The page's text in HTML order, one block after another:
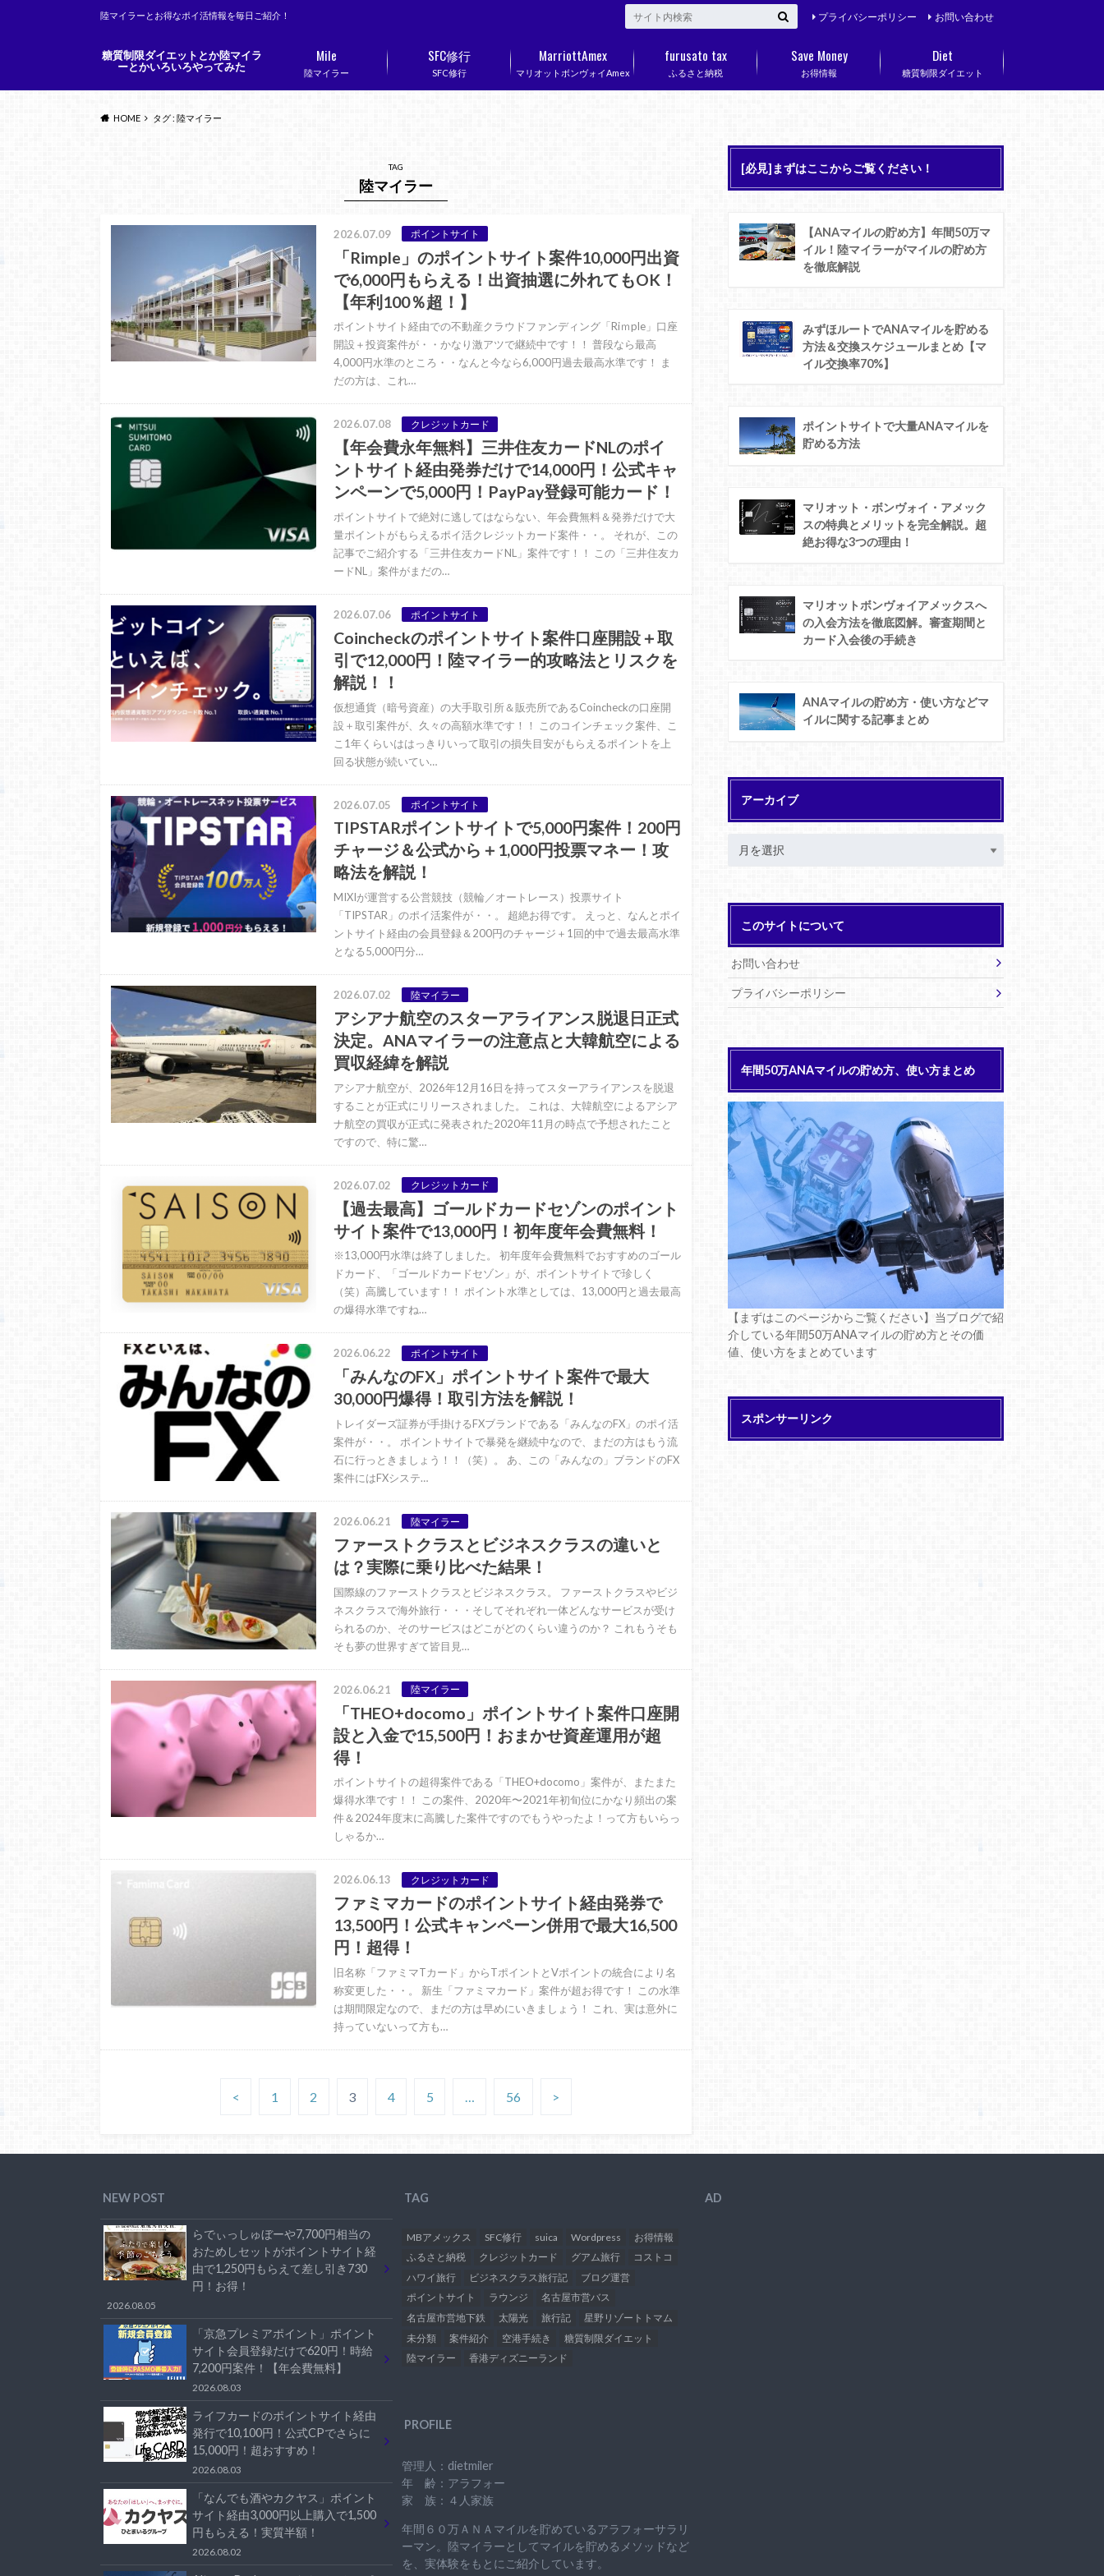
糖質制限ダイエットとか陸マイラ
ーとかいろいろやってみた
陸マイラーとお得なポイ活情報を毎日ご紹介！ プライバシーポリシー お問い合わせ
陸マイラー
Mile
SFC修行
SFC修行
マリオットボンヴォイAmex
MarriottAmex
ふるさと納税
furusato tax
お得情報
Save Money
糖質制限ダイエット
Diet
HOME タグ : 陸マイラー
TAG
陸マイラー
2026.07.09 ポイントサイト
「Rimple」のポイントサイト案件10,000円出資
で6,000円もらえる！出資抽選に外れてもOK！
【年利100％超！】
ポイントサイト経由での不動産クラウドファンディング「Riｍple」口座
開設＋投資案件が・・かなり激アツで継続中です！！ 普段なら最高
4,000円水準のところ・・なんと今なら6,000円過去最高水準です！ ま
だの方は、これ…
2026.07.08 クレジットカード
【年会費永年無料】三井住友カードNLのポイ
ントサイト経由発券だけで14,000円！公式キャ
ンペーンで5,000円！PayPay登録可能カード！
ポイントサイトで絶対に逃してはならない、年会費無料＆発券だけで大
量ポイントがもらえるポイ活クレジットカード案件・・。 それが、この
記事でご紹介する「三井住友カードNL」案件です！！ この「三井住友カ
ードNL」案件がまだの…
2026.07.06 ポイントサイト
Coincheckのポイントサイト案件口座開設＋取
引で12,000円！陸マイラー的攻略法とリスクを
解説！！
仮想通貨（暗号資産）の大手取引所＆販売所であるCoincheckの口座開
設＋取引案件が、久々の高額水準です！！ このコインチェック案件、こ
こ1年くらいははっきりいって取引の損失目安がもらえるポイントを上
回る状態が続いてい…
2026.07.05 ポイントサイト
TIPSTARポイントサイトで5,000円案件！200円
チャージ＆公式から＋1,000円投票マネー！攻
略法を解説！
MIXIが運営する公営競技（競輪／オートレース）投票サイト
「TIPSTAR」のポイ活案件が・・。 超絶お得です。 えっと、なんとポイ
ントサイト経由の会員登録＆200円のチャージ＋1回的中で過去最高水準
となる5,000円分…
2026.07.02 陸マイラー
アシアナ航空のスターアライアンス脱退日正式
決定。ANAマイラーの注意点と大韓航空による
買収経緯を解説
アシアナ航空が、2026年12月16日を持ってスターアライアンスを脱退
することが正式にリリースされました。 これは、大韓航空によるアシア
ナ航空の買収が正式に発表された2020年11月の時点で予想されたこと
ですので、特に驚…
2026.07.02 クレジットカード
【過去最高】ゴールドカードセゾンのポイント
サイト案件で13,000円！初年度年会費無料！
※13,000円水準は終了しました。 初年度年会費無料でおすすめのゴール
ドカード、「ゴールドカードセゾン」が、ポイントサイトで珍しく
（笑）高騰しています！！ ポイント水準としては、13,000円と過去最高
の爆得水準ですね…
2026.06.22 ポイントサイト
「みんなのFX」ポイントサイト案件で最大
30,000円爆得！取引方法を解説！
トレイダーズ証券が手掛けるFXブランドである「みんなのFX」のポイ活
案件が・・。 ポイントサイトで暴発を継続中なので、まだの方はもう流
石に行っときましょう！！（笑）。 あ、この「みんなの」ブランドのFX
案件にはFXシステ…
2026.06.21 陸マイラー
ファーストクラスとビジネスクラスの違いと
は？実際に乗り比べた結果！
国際線のファーストクラスとビジネスクラス。 ファーストクラスやビジ
ネスクラスで海外旅行・・・そしてそれぞれ一体どんなサービスが受け
られるのか、そのサービスはどこがどのくらい違うのか？ これもうそも
そも夢の世界すぎて皆目見…
2026.06.21 陸マイラー
「THEO+docomo」ポイントサイト案件口座開
設と入金で15,500円！おまかせ資産運用が超
得！
ポイントサイトの超得案件である「THEO+docomo」案件が、またまた
爆得水準です！！ この案件、2020年〜2021年初旬位にかなり頻出の案
件＆2024年度末に高騰した案件ですのでもうやったよ！って方もいらっ
しゃるか…
2026.06.13 クレジットカード
ファミマカードのポイントサイト経由発券で
13,500円！公式キャンペーン併用で最大16,500
円！超得！
旧名称「ファミマTカード」からTポイントとVポイントの統合により名
称変更した・・。 新生「ファミマカード」案件が超お得です！ この水準
は期間限定なので、まだの方は早めにいきましょう！ これ、実は意外に
持っていないって方も…
< 1 2 3 4 5 56 >
[必見]まずはここからご覧ください！
【ANAマイルの貯め方】年間50万マ
イル！陸マイラーがマイルの貯め方
を徹底解説
みずほルートでANAマイルを貯める
方法＆交換スケジュールまとめ【マ
イル交換率70%】
ポイントサイトで大量ANAマイルを
貯める方法
マリオット・ボンヴォイ・アメック
スの特典とメリットを完全解説。超
絶お得な3つの理由！
マリオットボンヴォイアメックスへ
の入会方法を徹底図解。審査期間と
カード入会後の手続き
ANAマイルの貯め方・使い方などマ
イルに関する記事まとめ
アーカイブ
このサイトについて
お問い合わせ
プライバシーポリシー
年間50万ANAマイルの貯め方、使い方まとめ
【まずはこのページからご覧ください】当ブログで紹
介している年間50万ANAマイルの貯め方とその価
値、使い方をまとめています
スポンサーリンク
NEW POST
らでぃっしゅぼーや7,700円相当の
おためしセットがポイントサイト経
由で1,250円もらえて差し引き730
円！お得！
2026.08.05
「京急プレミアポイント」ポイント
サイト会員登録だけで620円！時給
7,200円案件！【年会費無料】
2026.08.03
ライフカードのポイントサイト経由
発行で10,100円！公式CPでさらに
15,000円！超おすすめ！
2026.08.03
「なんでも酒やカクヤス」ポイント
サイト経由3,000円以上購入で1,500
円もらえる！実質半額！
2026.08.02
TAG
MBアメックス SFC修行 suica Wordpress
お得情報
ふるさと納税
クレジットカード グアム旅行
コストコ
ハワイ旅行
ビジネスクラス旅行記
ブログ運営
ポイントサイト
ラウンジ
名古屋市営バス
名古屋市営地下鉄
太陽光 旅行記
星野リゾートトマム
未分類
案件紹介 空港手続き
糖質制限ダイエット
陸マイラー
香港ディズニーランド
PROFILE
管理人：dietmiler
年 齢：アラフォー
家 族：４人家族
年間６０万ＡＮＡマイルを貯めているアラフォーサラリ
ーマン。陸マイラーとしてマイルを貯めるメソッドなど
を、実体験をもとにご紹介しています。
AD